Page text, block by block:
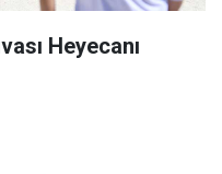
Heyecanı